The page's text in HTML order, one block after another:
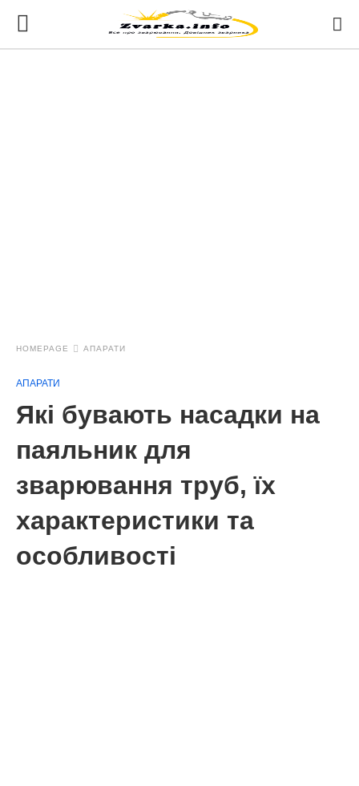
HOMEPAGE АПАРАТИ
АПАРАТИ
Які бувають насадки на
паяльник для
зварювання труб, їх
характеристики та
особливості